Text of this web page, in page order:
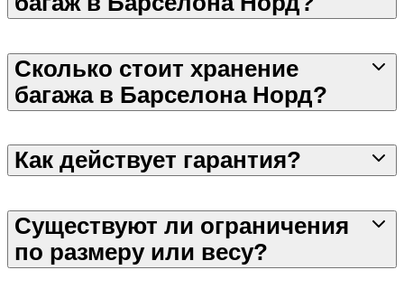
Сколько стоит хранение
багажа в Барселона Норд?
Как действует гарантия?
Существуют ли ограничения
по размеру или весу?